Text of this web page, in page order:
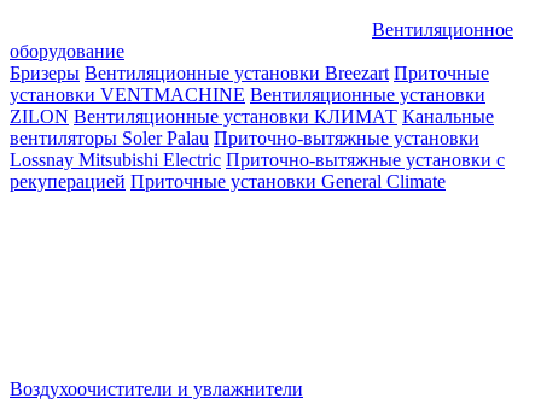
Вентиляционное
оборудование
Бризеры Вентиляционные установки Breezart Приточные
установки VENTMACHINE Вентиляционные установки
ZILON Вентиляционные установки КЛИМАТ Канальные
вентиляторы Soler Palau Приточно-вытяжные установки
Lossnay Mitsubishi Electric Приточно-вытяжные установки с
рекуперацией Приточные установки General Climate
Воздухоочистители и увлажнители